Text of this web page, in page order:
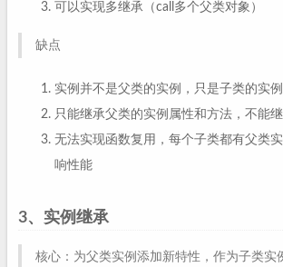
可以实现多继承（call多个父类对象）
缺点
实例并不是父类的实例，只是子类的实例
只能继承父类的实例属性和方法，不能
无法实现函数复用，每个子类都有父类
响性能
3、实例继承
核心：为父类实例添加新特性，作为子类实